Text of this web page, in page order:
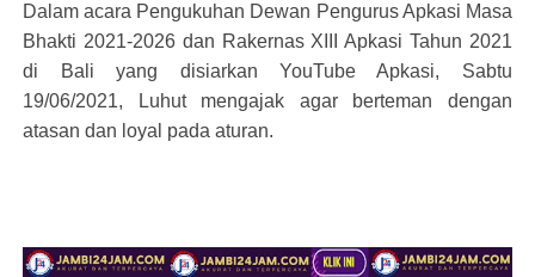
Dalam acara Pengukuhan Dewan Pengurus Apkasi Masa
Bhakti 2021-2026 dan Rakernas XIII Apkasi Tahun 2021
di Bali yang disiarkan YouTube Apkasi, Sabtu
19/06/2021, Luhut mengajak agar berteman dengan
atasan dan loyal pada aturan.